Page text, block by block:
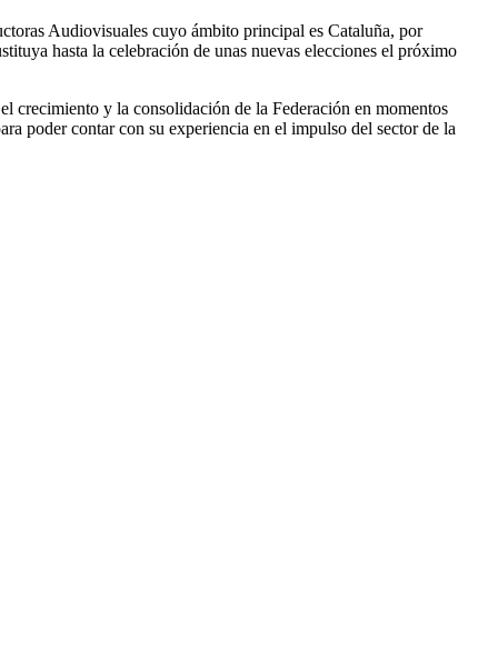
Audiovisuales cuyo ámbito principal es Cataluña, por
hasta la celebración de unas nuevas elecciones el próximo
crecimiento y la consolidación de la Federación en momentos
poder contar con su experiencia en el impulso del sector de la